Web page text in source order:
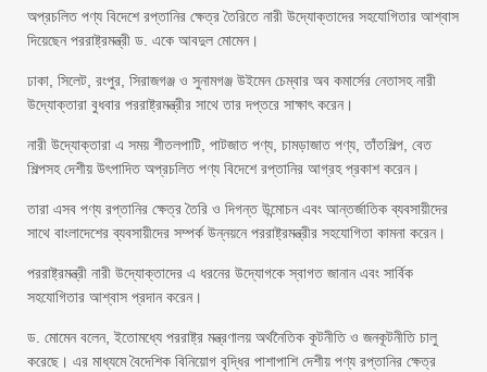
অপ্রচলিত পণ্য বিদেশে রপ্তানির ক্ষেত্র তৈরিতে নারী উদ্যোক্তাদের সহযোগিতার আশ্বাস
দিয়েছেন পররাষ্ট্রমন্ত্রী ড. একে আবদুল মোমেন।
ঢাকা, সিলেট, রংপুর, সিরাজগঞ্জ ও সুনামগঞ্জ উইমেন চেম্বার অব কমার্সের নেতাসহ নারী
উদ্যোক্তারা বুধবার পররাষ্ট্রমন্ত্রীর সাথে তার দপ্তরে সাক্ষাৎ করেন।
নারী উদ্যোক্তারা এ সময় শীতলপাটি, পাটজাত পণ্য, চামড়াজাত পণ্য, তাঁতশিল্প, বেত
শিল্পসহ দেশীয় উৎপাদিত অপ্রচলিত পণ্য বিদেশে রপ্তানির আগ্রহ প্রকাশ করেন।
তারা এসব পণ্য রপ্তানির ক্ষেত্র তৈরি ও দিগন্ত উন্মোচন এবং আন্তর্জাতিক ব্যবসায়ীদের
সাথে বাংলাদেশের ব্যবসায়ীদের সম্পর্ক উন্নয়নে পররাষ্ট্রমন্ত্রীর সহযোগিতা কামনা করেন।
পররাষ্ট্রমন্ত্রী নারী উদ্যোক্তাদের এ ধরনের উদ্যোগকে স্বাগত জানান এবং সার্বিক
সহযোগিতার আশ্বাস প্রদান করেন।
ড. মোমেন বলেন, ইতোমধ্যে পররাষ্ট্র মন্ত্রণালয় অর্থনৈতিক কূটনীতি ও জনকূটনীতি চালু
করেছে। এর মাধ্যমে বৈদেশিক বিনিয়োগ বৃদ্ধির পাশাপাশি দেশীয় পণ্য রপ্তানির ক্ষেত্র